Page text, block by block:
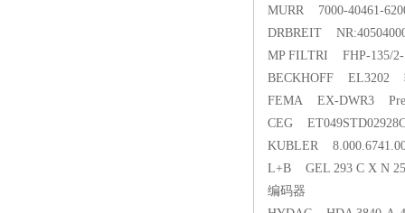
MURR 7000-40461-
DRBREIT
MP FILTRI FHP-135/
BECKHOFF EL3202
FEMA EX-DWR3
CEG
KUBLER
L+B GEL 293 C X N
编码器